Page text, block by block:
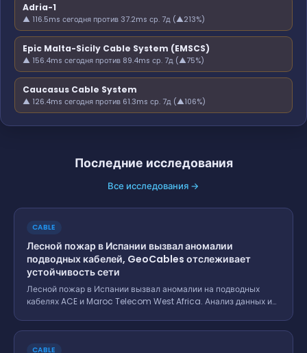
Adria-1
▲ 116.5ms сегодня против 37.2ms ср. 7д (▲213%)
Epic Malta-Sicily Cable System (EMSCS)
▲ 156.4ms сегодня против 89.4ms ср. 7д (▲75%)
Caucasus Cable System
▲ 126.4ms сегодня против 61.3ms ср. 7д (▲106%)
Последние исследования
Все исследования →
CABLE
Лесной пожар в Испании вызвал аномалии
подводных кабелей, GeoCables отслеживает
устойчивость сети
Лесной пожар в Испании вызвал аномалии на подводных
кабелях ACE и Maroc Telecom West Africa. Анализ данных и
CABLE